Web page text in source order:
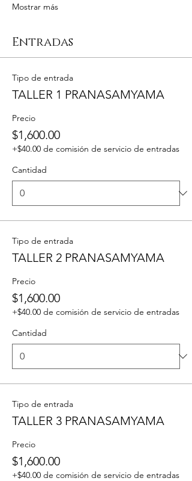
Mostrar más
Entradas
Tipo de entrada
TALLER 1 PRANASAMYAMA
Precio
$1,600.00
+$40.00 de comisión de servicio de entradas
Cantidad
Tipo de entrada
TALLER 2 PRANASAMYAMA
Precio
$1,600.00
+$40.00 de comisión de servicio de entradas
Cantidad
Tipo de entrada
TALLER 3 PRANASAMYAMA
Precio
$1,600.00
+$40.00 de comisión de servicio de entradas